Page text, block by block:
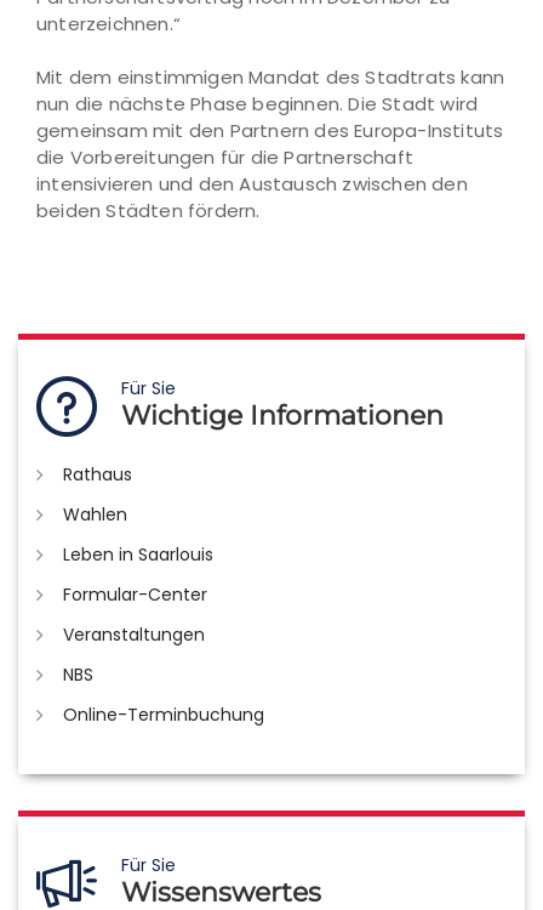
unterzeichnen.“
Mit dem einstimmigen Mandat des Stadtrats kann
nun die nächste Phase beginnen. Die Stadt wird
gemeinsam mit den Partnern des Europa-Instituts
die Vorbereitungen für die Partnerschaft
intensivieren und den Austausch zwischen den
beiden Städten fördern.
Für Sie
Wichtige Informationen
Rathaus
Wahlen
Leben in Saarlouis
Formular-Center
Veranstaltungen
NBS
Online-Terminbuchung
Für Sie
Wissenswertes